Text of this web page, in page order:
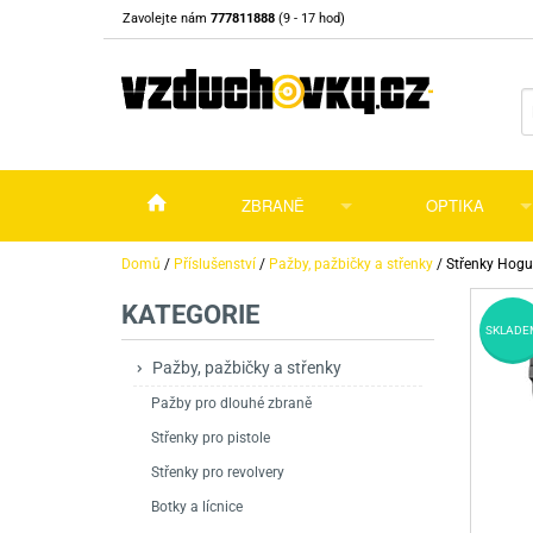
Zavolejte nám 777811888 (9 - 17 hod)
ZBRANĚ
Vzduchovky Vzduchovky na
Příslušenství pro
Vzduchovky PCP
Vzduchovky
Vzduchové pistole a revolveryPříslušenství
Plynové pistole a revolvery
Perkusní zbraně
Nože
OPTIKA
Puškohledy
Dalekohledy a
Kolimátory, lasery
Domů / Příslušenství / Pažby, pažbičky a střenky / Střenky
KATEGORIE
Pažby, pažbičky a střenky
Pažby pro dlouhé zbraně
Střenky pro pistole
Střenky pro revolvery
Botky a lícnice